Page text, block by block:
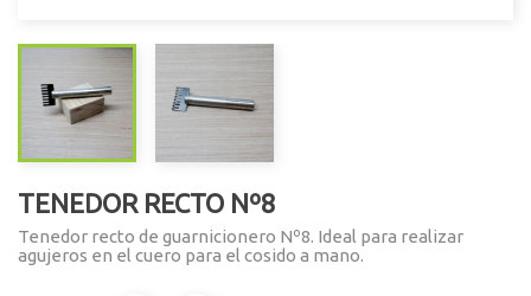
TENEDOR RECTO Nº8
Tenedor recto de guarnicionero Nº8. Ideal para realizar
agujeros en el cuero para el cosido a mano.